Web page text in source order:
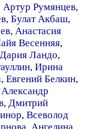
Артур Румянцев,
, Булат Акбаш,
, Анастасия
Весенняя,
Дария Ландо,
, Ирина
, Евгений Белкин,
Александр
, Дмитрий
, Всеволод